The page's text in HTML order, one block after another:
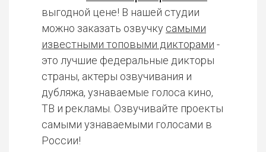
выгодной цене! В нашей студии
можно заказать озвучку самыми
известными топовыми дикторами -
это лучшие федеральные дикторы
страны, актеры озвучивания и
дубляжа, узнаваемые голоса кино,
ТВ и рекламы. Озвучивайте проекты
самыми узнаваемыми голосами в
России!